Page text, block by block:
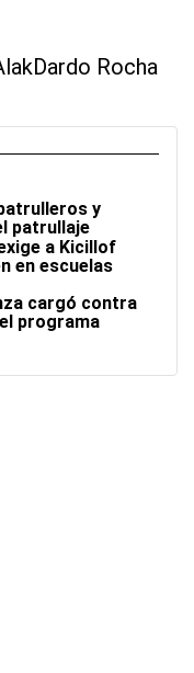
Dardo Rocha
y
patrullaje
a Kicillof
en escuelas
cargó contra
programa